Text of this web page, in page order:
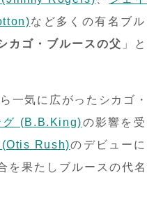
など多くの有名ブ
カゴ・ブルースの父 」
一気に広がったシカゴ
グ (B.B.King)の影響を受
(Otis Rush)のデビュー
を果たしブルースの代